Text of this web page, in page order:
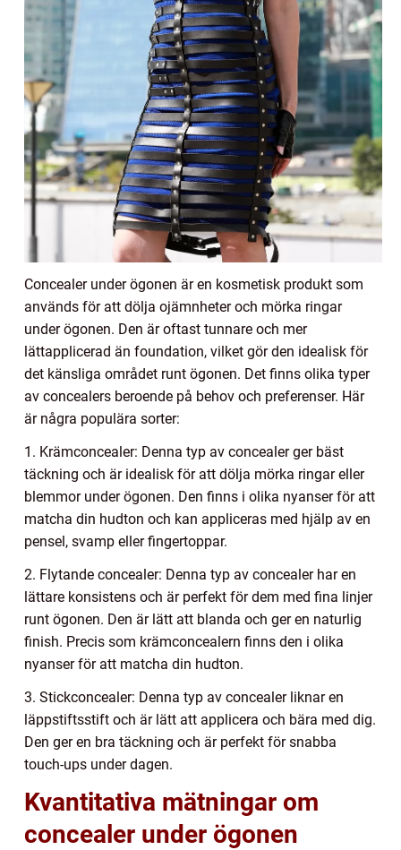
Concealer under ögonen är en kosmetisk produkt som
används för att dölja ojämnheter och mörka ringar
under ögonen. Den är oftast tunnare och mer
lättapplicerad än foundation, vilket gör den idealisk för
det känsliga området runt ögonen. Det finns olika typer
av concealers beroende på behov och preferenser. Här
är några populära sorter:
1. Krämconcealer: Denna typ av concealer ger bäst
täckning och är idealisk för att dölja mörka ringar eller
blemmor under ögonen. Den finns i olika nyanser för att
matcha din hudton och kan appliceras med hjälp av en
pensel, svamp eller fingertoppar.
2. Flytande concealer: Denna typ av concealer har en
lättare konsistens och är perfekt för dem med fina linjer
runt ögonen. Den är lätt att blanda och ger en naturlig
finish. Precis som krämconcealern finns den i olika
nyanser för att matcha din hudton.
3. Stickconcealer: Denna typ av concealer liknar en
läppstiftsstift och är lätt att applicera och bära med dig.
Den ger en bra täckning och är perfekt för snabba
touch-ups under dagen.
Kvantitativa mätningar om
concealer under ögonen